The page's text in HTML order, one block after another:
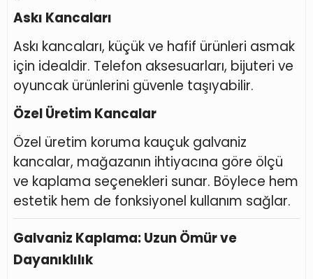
Askı Kancaları
Askı kancaları, küçük ve hafif ürünleri asmak
için idealdir. Telefon aksesuarları, bijuteri ve
oyuncak ürünlerini güvenle taşıyabilir.
Özel Üretim Kancalar
Özel üretim koruma kauçuk galvaniz
kancalar, mağazanın ihtiyacına göre ölçü
ve kaplama seçenekleri sunar. Böylece hem
estetik hem de fonksiyonel kullanım sağlar.
Galvaniz Kaplama: Uzun Ömür ve
Dayanıklılık